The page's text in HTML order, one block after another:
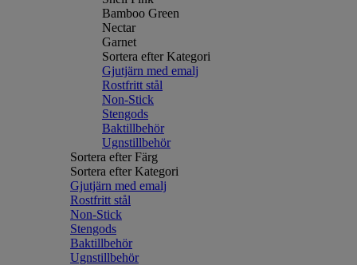
Bamboo Green
Nectar
Garnet
Sortera efter Kategori
Gjutjärn med emalj
Rostfritt stål
Non-Stick
Stengods
Baktillbehör
Ugnstillbehör
Sortera efter Färg
Sortera efter Kategori
Gjutjärn med emalj
Rostfritt stål
Non-Stick
Stengods
Baktillbehör
Ugnstillbehör